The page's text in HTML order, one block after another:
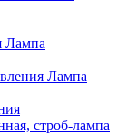
Лампа
Лампа
строб-лампа